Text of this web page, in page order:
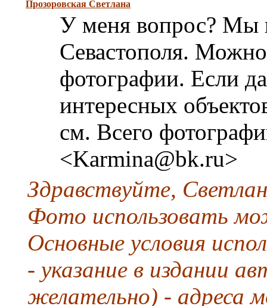
Прозоровская Светлана
У меня вопрос? Мы
Севастополя.
фотографии. Если
интересных
см. Всего
<Karmina@bk.ru>
Здравствуйте,
Фото использовать
Основные условия
- указание в издании
желательно) - адреса